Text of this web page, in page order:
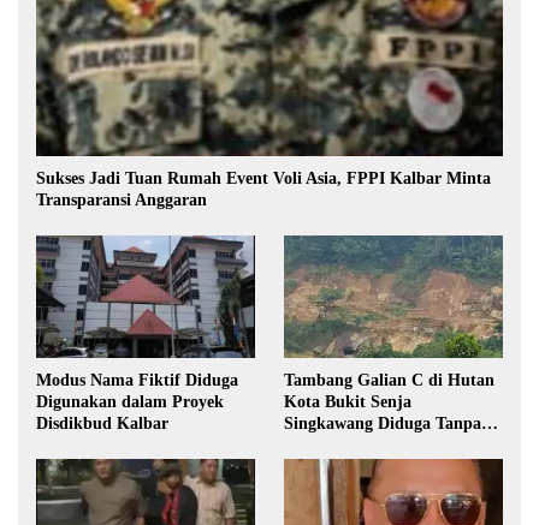
Sukses Jadi Tuan Rumah Event Voli Asia, FPPI Kalbar Minta
Transparansi Anggaran
Modus Nama Fiktif Diduga
Digunakan dalam Proyek
Disdikbud Kalbar
Tambang Galian C di Hutan
Kota Bukit Senja
Singkawang Diduga Tanpa